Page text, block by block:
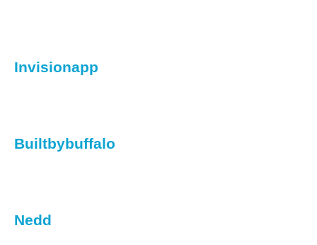
Invisionapp
Builtbybuffalo
Nedd